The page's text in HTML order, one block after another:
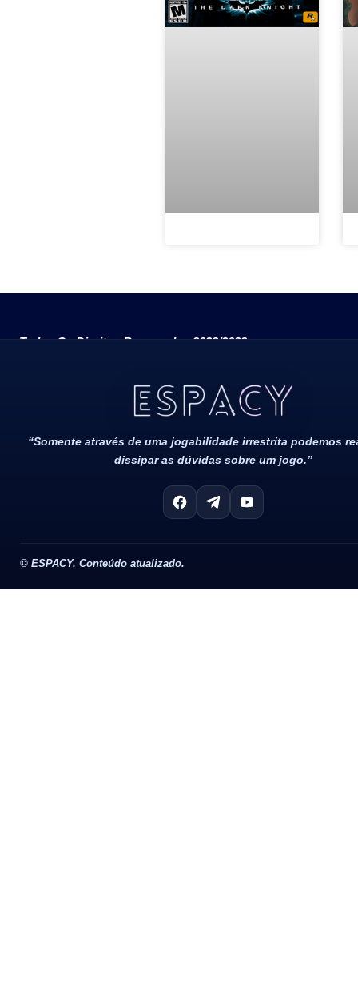
Todos Os Direitos Reservados 2022/2023​
“Somente através de uma jogabilidade irrestrita podemos
dissipar as dúvidas sobre um jogo.”
© ESPACY. Conteúdo atualizado.